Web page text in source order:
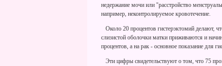
недержание мочи или "расстройство
например, неконтролируемое кровотечение.
Около 20 процентов гистерэктомий делают,
слизистой оболочки матки приживаются и
процентов, а на рак - основное показание для
Эти цифры свидетельствуют о том, что 75